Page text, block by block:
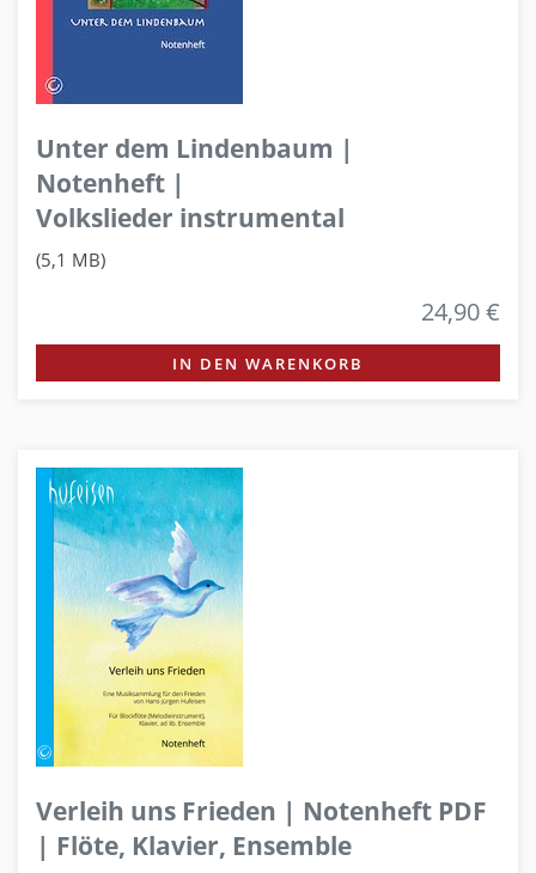
Unter dem Lindenbaum |
Notenheft |
Volkslieder instrumental
(5,1 MB)
24,90 €
IN DEN WARENKORB
Verleih uns Frieden | Notenheft PDF
| Flöte, Klavier, Ensemble